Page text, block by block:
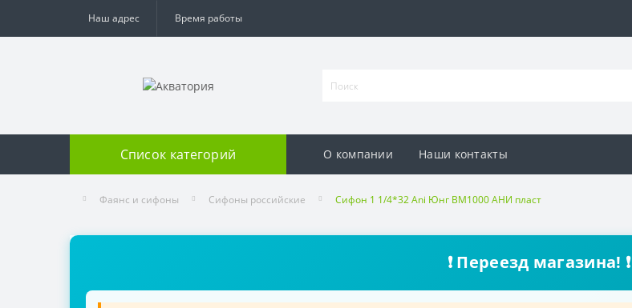
Наш адрес Время работы
Список категорий О компании Наши контакты
Фаянс и сифоны Сифоны российские Сифон 1 1/4*32 Ani Юнг BM1000 АНИ пласт
❗ Переезд магазина! ❗